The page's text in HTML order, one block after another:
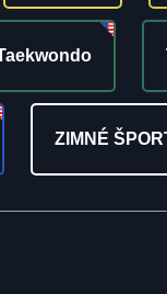
ZIMNÉ